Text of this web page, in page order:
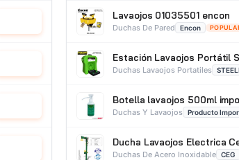
Lavaojos 01035501 encon
Duchas De Pared Encon
Estación Lavaojos Portátil
Duchas Lavaojos Portatiles
Botella lavaojos 500ml
Duchas Y Lavaojos Producto
Ducha Lavaojos Electrica
Duchas De Acero Inoxidable CEG